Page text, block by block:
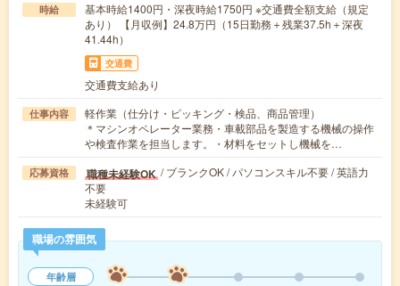
時給
基本時給1400円・深夜時給1750円 ※交通費全額支給（規定
あり） 【月収例】24.8万円（15日勤務＋残業37.5h＋深夜
41.44h）
交通費
交通費支給あり
仕事内容
軽作業（仕分け・ピッキング・検品、商品管理）
＊マシンオペレーター業務・車載部品を製造する機械の操作
や検査作業を担当します。・材料をセットし機械を…
応募資格 職種未経験OK / ブランクOK / パソコンスキル不要 / 英語力
不要
未経験可
職場の雰囲気
年齢層